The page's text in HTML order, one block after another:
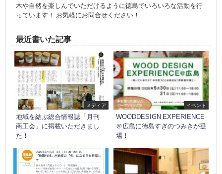
木や自然を楽しんでいただけるように徳島でいろいろな活動を行
っています！ お気軽にお問合せください！
最近書いた記事
メディア
地域を結ぶ総合情報誌「月刊
商工会」に掲載いただきまし
た！
イベント
WOODDESIGN EXPERIENCE
＠広島に徳島すぎのつみきが登
場！